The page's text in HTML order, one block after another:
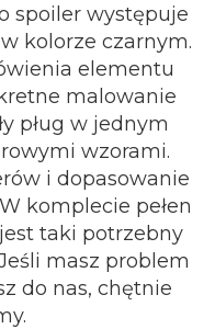
spoiler występuje
kolorze czarnym.
elementu
malowanie
pług w jednym
wzorami.
i dopasowanie
komplecie pełen
taki potrzebny
masz problem
do nas, chętnie